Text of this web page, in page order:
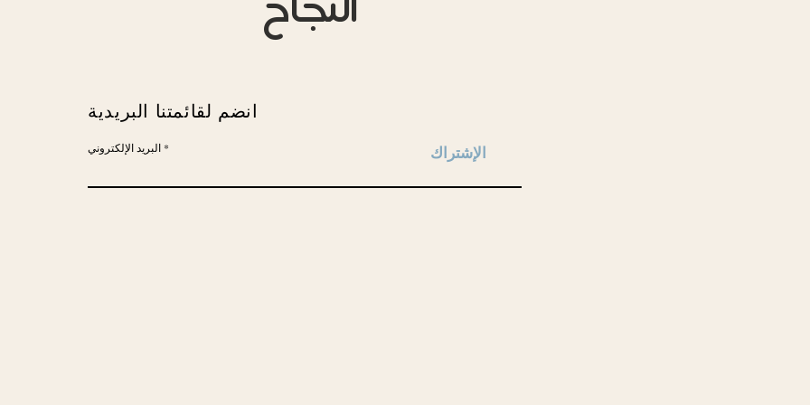
انضم لقائمتنا البريدية
البريد الإلكتروني الإشتراك